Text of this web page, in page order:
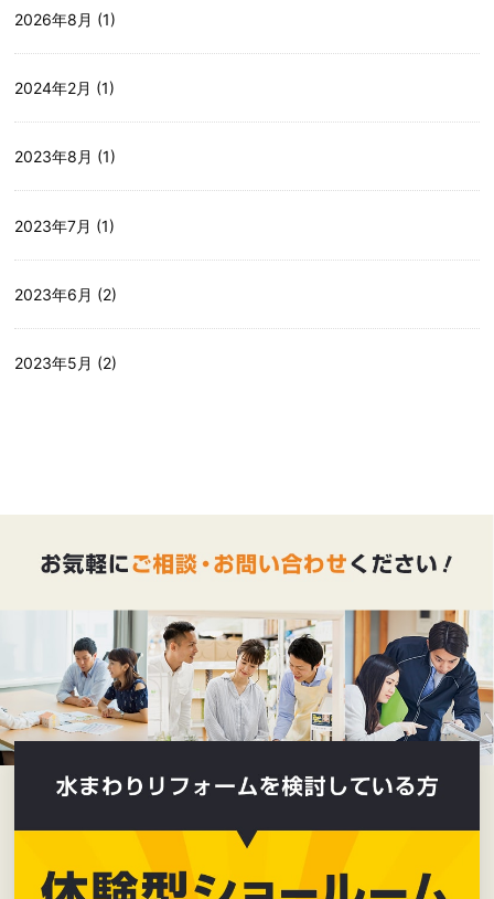
2026年8月 (1)
2024年2月 (1)
2023年8月 (1)
2023年7月 (1)
2023年6月 (2)
2023年5月 (2)
2023年1月(1)
2022年12月